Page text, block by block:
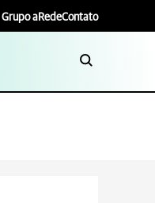
Grupo aRedeContato